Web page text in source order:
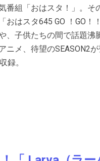
番組「おはスタ！」。そ
おはスタ645 GO ！GO！
、子供たちの間で話題沸
ニメ、待望のSEASON2
録。